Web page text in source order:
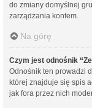
do zmiany domyślnej
zarządzania kontem.
Na górę
Czym jest odnośnik
Odnośnik ten prowadzi
której znajduje się spis
jak fora przez nich